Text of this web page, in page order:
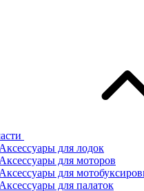
Аксессуары для лодок
Аксессуары для моторов
Аксессуары для
Аксессуары для палаток